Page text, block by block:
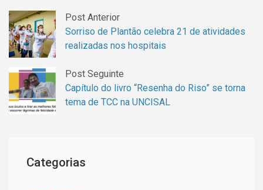
Post Anterior
Sorriso de Plantão celebra 21 de atividades
realizadas nos hospitais
Post Seguinte
Capítulo do livro “Resenha do Riso” se torna
tema de TCC na UNCISAL
Categorias